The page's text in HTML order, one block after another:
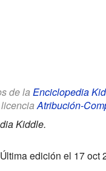
de la Enciclopedia
Atribución-
Kiddle.
Última edición el 17 oct